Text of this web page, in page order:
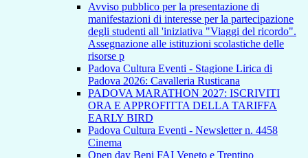
Avviso pubblico per la presentazione di
manifestazioni di interesse per la partecipazione
degli studenti all 'iniziativa "Viaggi del ricordo".
Assegnazione alle istituzioni scolastiche delle
risorse p
Padova Cultura Eventi - Stagione Lirica di
Padova 2026: Cavalleria Rusticana
PADOVA MARATHON 2027: ISCRIVITI
ORA E APPROFITTA DELLA TARIFFA
EARLY BIRD
Padova Cultura Eventi - Newsletter n. 4458
Cinema
Open day Beni FAI Veneto e Trentino